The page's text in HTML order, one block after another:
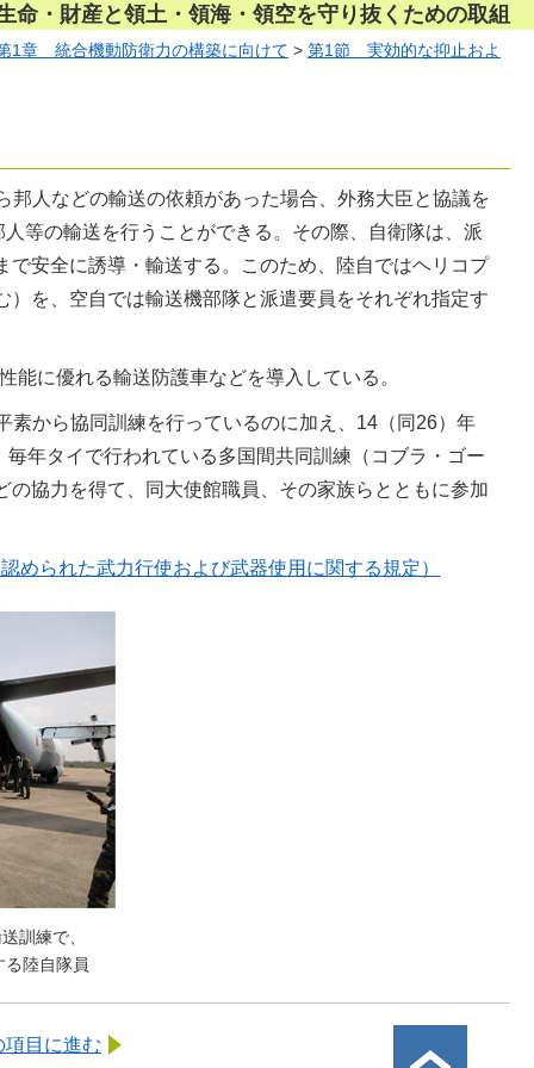
・財産と領土・領海・領空を守り抜くための取組
1章 統合機動防衛力の構築に向けて > 第1節 実効的な抑止およ
人などの輸送の依頼があった場合、外務大臣と協議を
等の輸送を行うことができる。その際、自衛隊は、派
安全に誘導・輸送する。このため、陸自ではヘリコプ
を、空自では輸送機部隊と派遣要員をそれぞれ指定す
に優れる輸送防護車などを導入している。
から協同訓練を行っているのに加え、14（同26）年
年タイで行われている多国間共同訓練（コブラ・ゴー
協力を得て、同大使館職員、その家族らとともに参加
められた武力行使および武器使用に関する規定）
訓練で、
陸自隊員
項目に進む